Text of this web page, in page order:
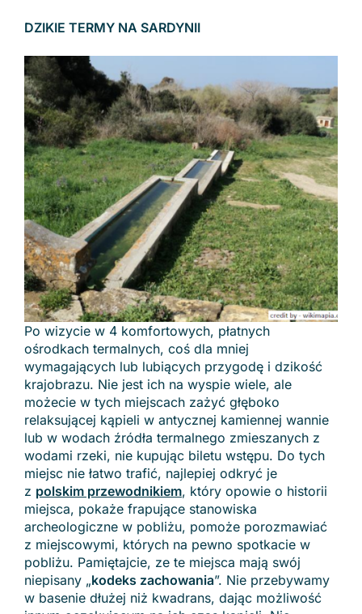
DZIKIE TERMY NA SARDYNII
Po wizycie w 4 komfortowych, płatnych
ośrodkach termalnych, coś dla mniej
wymagających lub lubiących przygodę i dzikość
krajobrazu. Nie jest ich na wyspie wiele, ale
możecie w tych miejscach zażyć głęboko
relaksującej kąpieli w antycznej kamiennej wannie
lub w wodach źródła termalnego zmieszanych z
wodami rzeki, nie kupując biletu wstępu. Do tych
miejsc nie łatwo trafić, najlepiej odkryć je
z polskim przewodnikiem, który opowie o historii
miejsca, pokaże frapujące stanowiska
archeologiczne w pobliżu, pomoże porozmawiać
z miejscowymi, których na pewno spotkacie w
pobliżu. Pamiętajcie, ze te miejsca mają swój
niepisany „kodeks zachowania”. Nie przebywamy
w basenie dłużej niż kwadrans, dając możliwość